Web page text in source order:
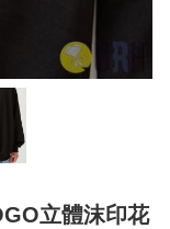
立體沫印花